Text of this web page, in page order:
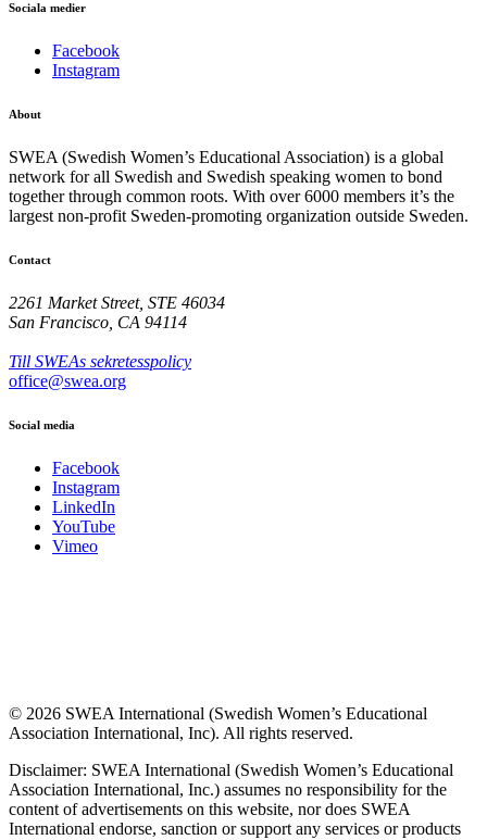
Sociala medier
Facebook
Instagram
About
SWEA (Swedish Women’s Educational Association) is a global
network for all Swedish and Swedish speaking women to bond
together through common roots. With over 6000 members it’s the
largest non-profit Sweden-promoting organization outside Sweden.
Contact
2261 Market Street, STE 46034
San Francisco, CA 94114
Till SWEAs sekretesspolicy
office@swea.org
Social media
Facebook
Instagram
LinkedIn
YouTube
Vimeo
© 2026 SWEA International (Swedish Women’s Educational
Association International, Inc). All rights reserved.
Disclaimer: SWEA International (Swedish Women’s Educational
Association International, Inc.) assumes no responsibility for the
content of advertisements on this website, nor does SWEA
International endorse, sanction or support any services or products